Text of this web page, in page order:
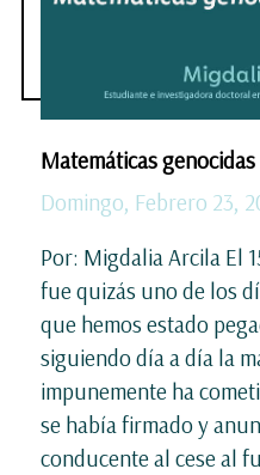
Matemáticas genocidas
Domingo, Febrero 23,
Por: Migdalia Arcila El
fue quizás uno de los
que hemos estado
siguiendo día a día la
impunemente ha
se había firmado y
conducente al cese al